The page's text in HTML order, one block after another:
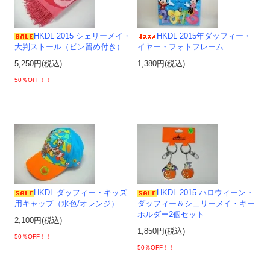
HKDL 2015 シェリーメイ・
大判ストール（ピン留め付き）
5,250円(税込)
50％OFF！！
HKDL 2015年ダッフィー・
イヤー・フォトフレーム
1,380円(税込)
HKDL ダッフィー・キッズ
用キャップ（水色/オレンジ）
2,100円(税込)
50％OFF！！
HKDL 2015 ハロウィーン・
ダッフィー＆シェリーメイ・キー
ホルダー2個セット
1,850円(税込)
50％OFF！！